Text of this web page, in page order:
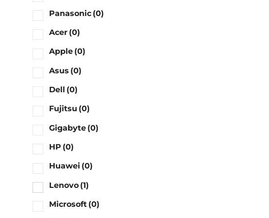
Panasonic (0)
Acer (0)
Apple (0)
Asus (0)
Dell (0)
Fujitsu (0)
Gigabyte (0)
HP (0)
Huawei (0)
Lenovo (1)
Microsoft (0)